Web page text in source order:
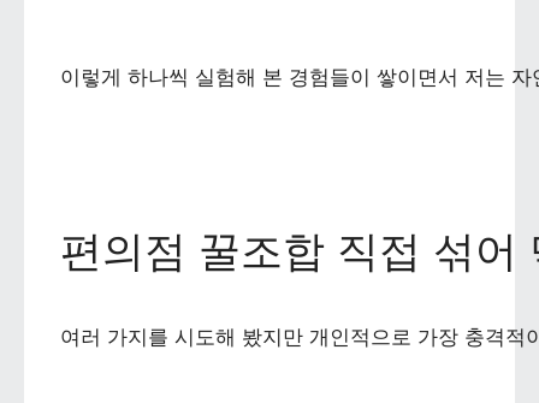
이렇게 하나씩 실험해 본 경험들이 쌓이면서 저는
편의점 꿀조합 직접 섞
여러 가지를 시도해 봤지만 개인적으로 가장 충격